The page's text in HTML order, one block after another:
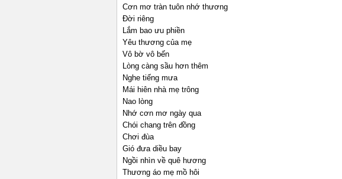
Cơn mơ tràn tuôn nhớ thương
Đời riêng
Lắm bao ưu phiền
Yêu thương của mẹ
Vô bờ vô bến
Lòng càng sầu hơn thêm
Nghe tiếng mưa
Mái hiên nhà mẹ trông
Nao lòng
Nhớ cơn mơ ngày qua
Chói chang trên đồng
Chơi đùa
Gió đưa diều bay
Ngồi nhìn về quê hương
Thương áo mẹ mồ hôi